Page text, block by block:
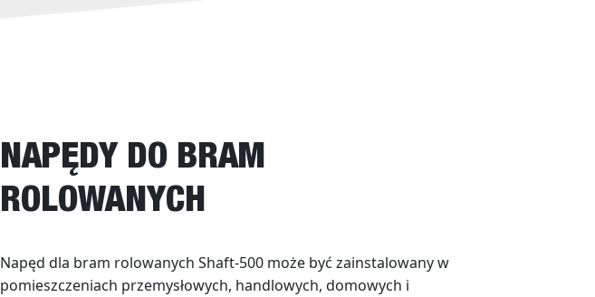
NAPĘDY DO BRAM
ROLOWANYCH
Napęd dla bram rolowanych Shaft-500 może być zainstalowany w
pomieszczeniach przemysłowych, handlowych, domowych i